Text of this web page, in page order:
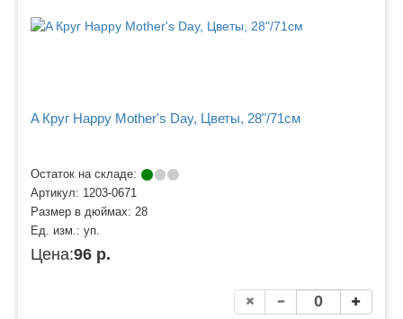
A Круг Happy Mother's Day, Цветы, 28"/71см
Остаток на складе:
Артикул: 1203-0671
Размер в дюймах: 28
Ед. изм.: уп.
Цена:96 р.